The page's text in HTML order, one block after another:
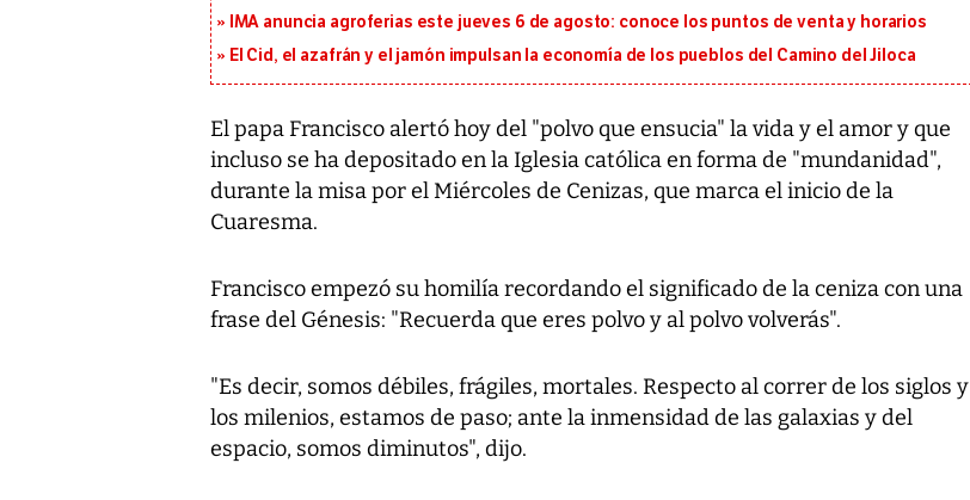
IMA anuncia agroferias este jueves 6 de agosto: conoce los puntos de venta y horarios
El Cid, el azafrán y el jamón impulsan la economía de los pueblos del Camino del Jiloca
El papa Francisco alertó hoy del "polvo que ensucia" la vida y el amor y que
incluso se ha depositado en la Iglesia católica en forma de "mundanidad",
durante la misa por el Miércoles de Cenizas, que marca el inicio de la
Cuaresma.
Francisco empezó su homilía recordando el significado de la ceniza con una
frase del Génesis: "Recuerda que eres polvo y al polvo volverás".
"Es decir, somos débiles, frágiles, mortales. Respecto al correr de los siglos y
los milenios, estamos de paso; ante la inmensidad de las galaxias y del
espacio, somos diminutos", dijo.